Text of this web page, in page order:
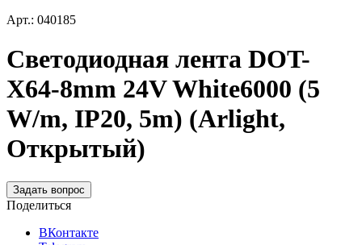
Арт.: 040185
Светодиодная лента DOT-
X64-8mm 24V White6000 (5
W/m, IP20, 5m) (Arlight,
Открытый)
Задать вопрос
Поделиться
ВКонтакте